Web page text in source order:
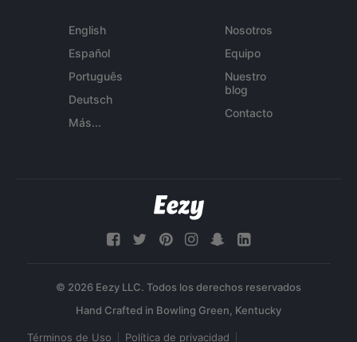
English
Español
Português
Deutsch
Más...
Nosotros
Equipo
Nuestro
blog
Contacto
© 2026 Eezy LLC. Todos los derechos reservados
Términos de Uso Política de privacidad